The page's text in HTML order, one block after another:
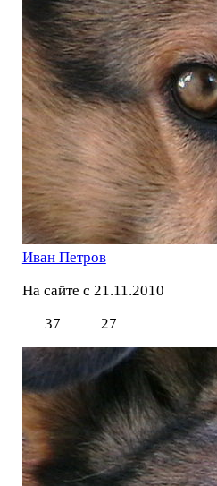
Иван Петров
На сайте с 21.11.2010
37
27